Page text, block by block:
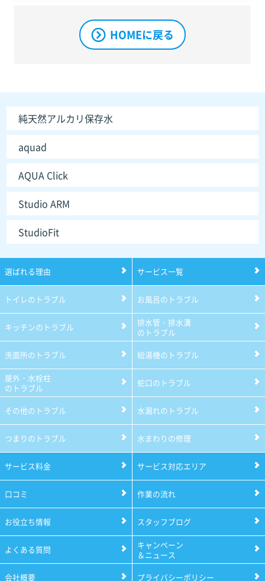
HOMEに戻る
純天然アルカリ保存水
aquad
AQUA Click
Studio ARM
StudioFit
選ばれる理由 サービス一覧
トイレのトラブル お風呂のトラブル
キッチンのトラブル
排水管・排水溝
のトラブル
洗面所のトラブル
給湯機のトラブル
屋外・水栓柱
のトラブル
蛇口のトラブル
その他のトラブル 水漏れのトラブル
つまりのトラブル 水まわりの修理
サービス料金 サービス対応エリア
口コミ 作業の流れ
お役立ち情報 スタッフブログ
よくある質問
キャンペーン
＆ニュース
会社概要
プライバシーポリシー